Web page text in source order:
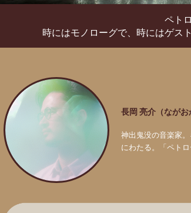
ペト
時にはモノローグで、時にはゲス
長岡 亮介（ながお
神出鬼没の音楽家
にわたる。「ペト